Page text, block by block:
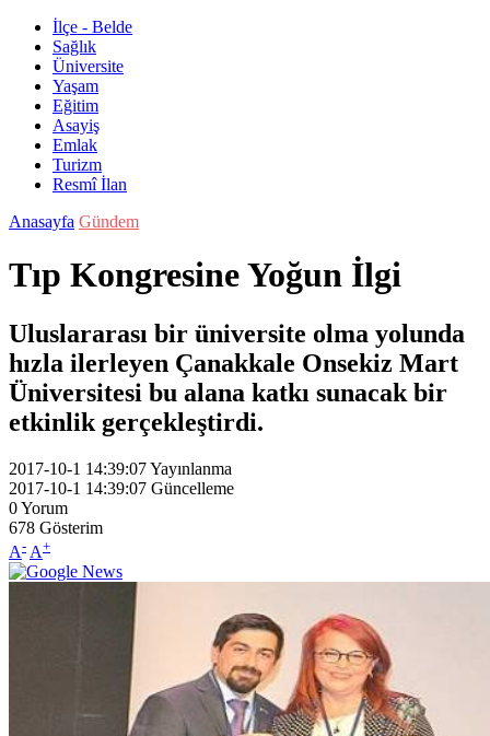
İlçe - Belde
Sağlık
Üniversite
Yaşam
Eğitim
Asayiş
Emlak
Turizm
Resmî İlan
Anasayfa Gündem
Tıp Kongresine Yoğun İlgi
Uluslararası bir üniversite olma yolunda
hızla ilerleyen Çanakkale Onsekiz Mart
Üniversitesi bu alana katkı sunacak bir
etkinlik gerçekleştirdi.
2017-10-1 14:39:07Yayınlanma
2017-10-1 14:39:07 Güncelleme
0Yorum
678 Gösterim
A- A+